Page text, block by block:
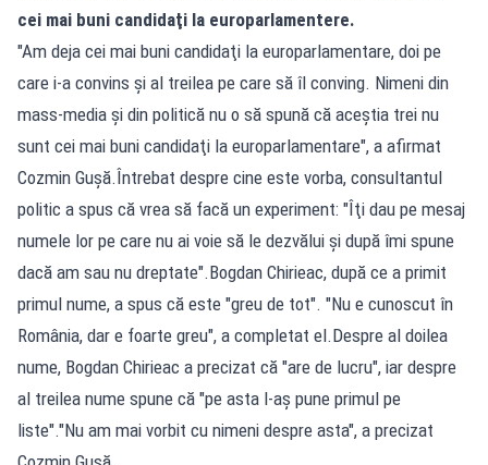
cei mai buni candidaţi la europarlamentere.
"Am deja cei mai buni candidaţi la europarlamentare, doi pe
care i-a convins şi al treilea pe care să îl conving. Nimeni din
mass-media şi din politică nu o să spună că aceştia trei nu
sunt cei mai buni candidaţi la europarlamentare", a afirmat
Cozmin Guşă.Întrebat despre cine este vorba, consultantul
politic a spus că vrea să facă un experiment: "Îţi dau pe mesaj
numele lor pe care nu ai voie să le dezvălui şi după îmi spune
dacă am sau nu dreptate".Bogdan Chirieac, după ce a primit
primul nume, a spus că este "greu de tot". "Nu e cunoscut în
România, dar e foarte greu", a completat el.Despre al doilea
nume, Bogdan Chirieac a precizat că "are de lucru", iar despre
al treilea nume spune că "pe asta l-aş pune primul pe
liste"."Nu am mai vorbit cu nimeni despre asta", a precizat